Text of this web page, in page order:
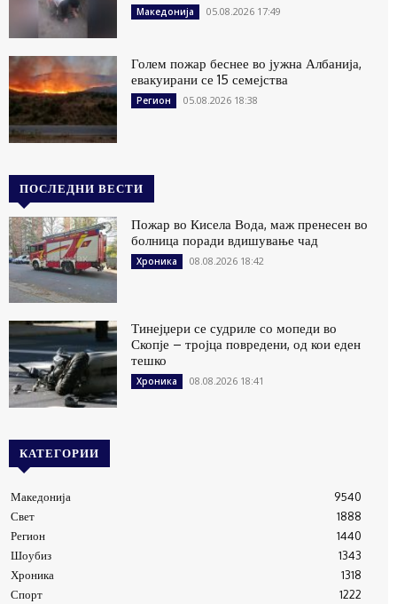
Македонија 05.08.2026 17:49
Голем пожар беснее во јужна Албанија,
евакуирани се 15 семејства
Регион 05.08.2026 18:38
ПОСЛЕДНИ ВЕСТИ
Пожар во Кисела Вода, маж пренесен во
болница поради вдишување чад
Хроника 08.08.2026 18:42
Тинејџери се судриле со мопеди во
Скопје – тројца повредени, од кои еден
тешко
Хроника 08.08.2026 18:41
КАТЕГОРИИ
Македонија
9540
Свет
1888
Регион
1440
Шоубиз
1343
Хроника
1318
Спорт
1222